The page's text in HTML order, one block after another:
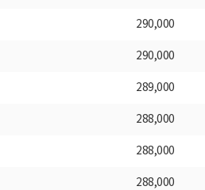
290,000
290,000
289,000
288,000
288,000
288,000